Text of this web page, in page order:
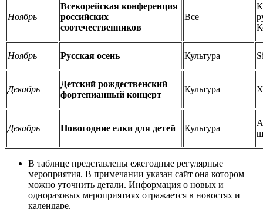
Ноябрь
Всекорейская конференция
российских
соотечественников
Все
Ноябрь Русская осень Культура
Декабрь
Детский рождественский
фортепианный концерт
Культура
Декабрь Новогодние елки для детей Культура
В таблице представлены ежегодные регулярные
мероприятия. В примечании указан сайт она котором
можно уточнить детали. Информация о новых и
одноразовых мероприятиях отражается в новостях и
календаре.